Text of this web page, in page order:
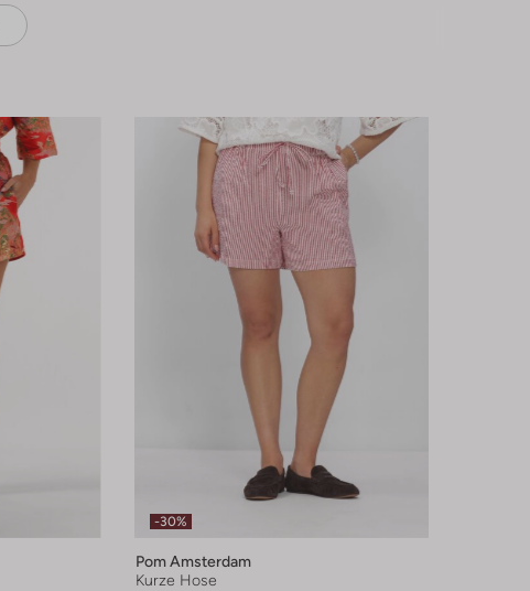
-30%
Pom Amsterdam
Kurze Hose